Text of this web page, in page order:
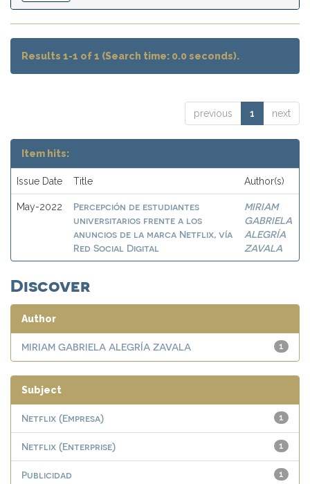
Results 1-1 of 1 (Search time: 0.0 seconds).
previous 1 next
Item hits:
Issue Date Title Author(s)
May-2022
Percepción de estudiantes
universitarios frente a los
anuncios de la marca Netflix, vía
Red Social Digital
MIRIAM
GABRIELA
ALEGRÍA
ZAVALA
Discover
Author
1
MIRIAM GABRIELA ALEGRÍA ZAVALA
Subject
1
Netflix (Empresa)
1
Netflix (Enterprise)
1
Publicidad